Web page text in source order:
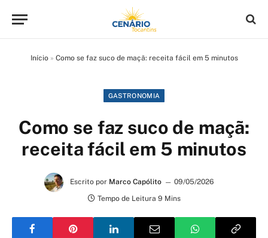
Início» Como se faz suco de maçã: receita fácil em 5 minutos
GASTRONOMIA
Como se faz suco de maçã:
receita fácil em 5 minutos
Escrito por Marco Capólito
09/05/2026
Tempo de Leitura 9 Mins